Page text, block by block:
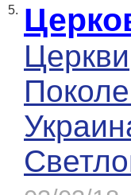
5.
Церкви